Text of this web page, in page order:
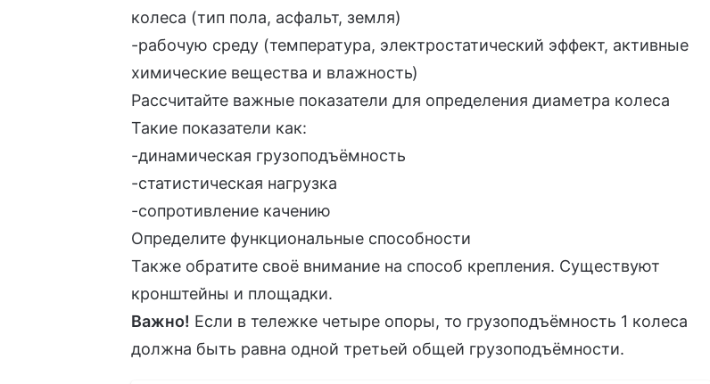
колеса (тип пола, асфальт, земля)
-рабочую среду (температура, электростатический эффект, активные
химические вещества и влажность)
Рассчитайте важные показатели для определения диаметра колеса
Такие показатели как:
-динамическая грузоподъёмность
-статистическая нагрузка
-сопротивление качению
Определите функциональные способности
Также обратите своё внимание на способ крепления. Существуют
кронштейны и площадки.
Важно! Если в тележке четыре опоры, то грузоподъёмность 1 колеса
должна быть равна одной третьей общей грузоподъёмности.